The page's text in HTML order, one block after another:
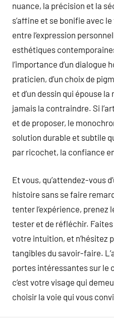
nuance, la précision et la
s’affine et se bonifie avec
entre l’expression
esthétiques
l’importance d’un dialogue
praticien, d’un choix de
et d’un dessin qui épouse
jamais la contraindre. Si
et de proposer, le
solution durable et subtile
par ricochet, la confiance
Et vous, qu’attendez-vous
histoire sans se faire
tenter l’expérience, prenez
tester et de réfléchir.
votre intuition, et n’hésitez
tangibles du savoir-faire.
portes intéressantes sur le
c’est votre visage qui
choisir la voie qui vous